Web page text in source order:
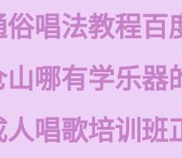
俗唱法教程百
山哪有学乐器
人唱歌培训班